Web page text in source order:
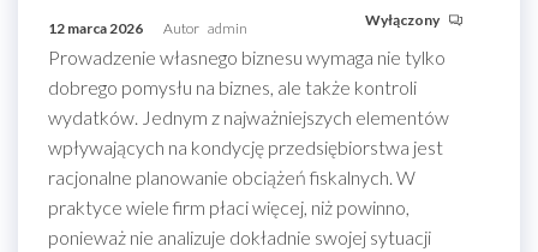
12 marca 2026 Autor admin Wyłączony
Prowadzenie własnego biznesu wymaga nie tylko
dobrego pomysłu na biznes, ale także kontroli
wydatków. Jednym z najważniejszych elementów
wpływających na kondycję przedsiębiorstwa jest
racjonalne planowanie obciążeń fiskalnych. W
praktyce wiele firm płaci więcej, niż powinno,
ponieważ nie analizuje dokładnie swojej sytuacji